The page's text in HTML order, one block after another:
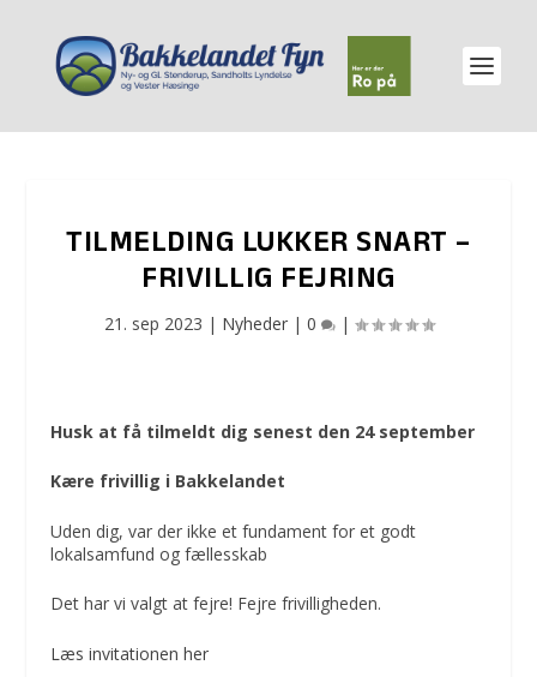
TILMELDING LUKKER SNART –
FRIVILLIG FEJRING
21. sep 2023 | Nyheder| 0 |
Husk at få tilmeldt dig senest den 24 september
Kære frivillig i Bakkelandet
Uden dig, var der ikke et fundament for et godt
lokalsamfund og fællesskab
Det har vi valgt at fejre! Fejre frivilligheden.
Læs invitationen her